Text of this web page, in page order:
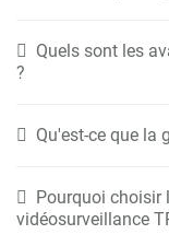
Quels sont les
?
Qu'est-ce que la
Pourquoi choisir
vidéosurveillance